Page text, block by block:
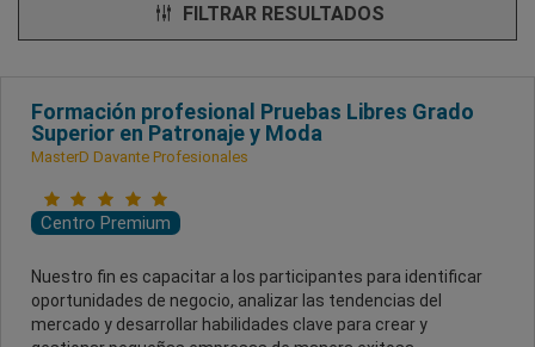
FILTRAR RESULTADOS
Formación profesional Pruebas Libres Grado
Superior en Patronaje y Moda
MasterD Davante Profesionales
Centro Premium
Nuestro fin es capacitar a los participantes para identificar
oportunidades de negocio, analizar las tendencias del
mercado y desarrollar habilidades clave para crear y